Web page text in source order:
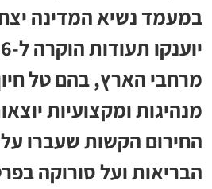
במעמד נשיא המדינה
מרחבי הארץ, בהם טל
מנהיגות ומקצועיות
החירום הקשות שעברו
הבריאות ועל סורוקה